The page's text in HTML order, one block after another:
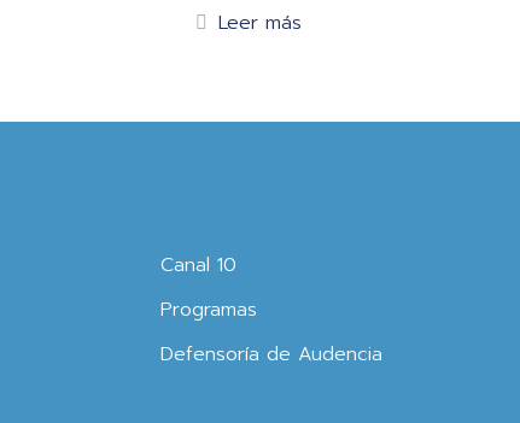
Leer más
Canal 10
Programas
Defensoría de Audencia